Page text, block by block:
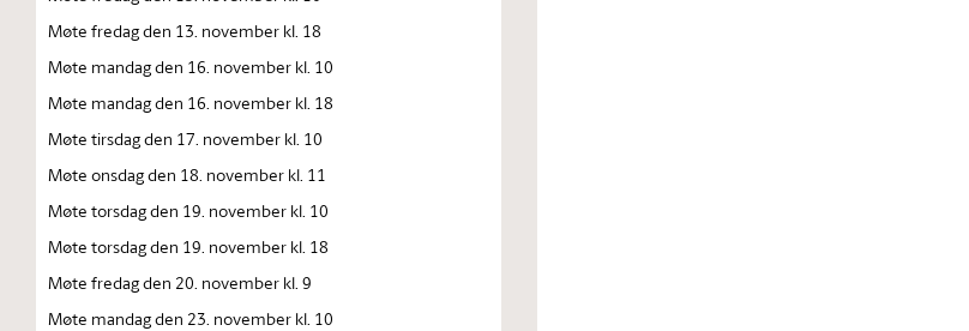
Møte fredag den 13. november kl. 18
Møte mandag den 16. november kl. 10
Møte mandag den 16. november kl. 18
Møte tirsdag den 17. november kl. 10
Møte onsdag den 18. november kl. 11
Møte torsdag den 19. november kl. 10
Møte torsdag den 19. november kl. 18
Møte fredag den 20. november kl. 9
Møte mandag den 23. november kl. 10